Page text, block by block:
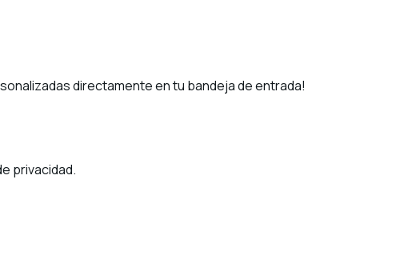
directamente en tu bandeja de entrada!
privacidad.